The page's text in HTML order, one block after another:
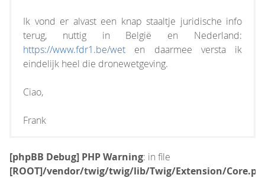
Ik vond er alvast een knap staaltje juridische info
terug, nuttig in België en Nederland:
https://www.fdr1.be/wet en daarmee versta ik
eindelijk heel die dronewetgeving.
Ciao,
Frank
[phpBB Debug] PHP Warning: in file
[ROOT]/vendor/twig/twig/lib/Twig/Extension/